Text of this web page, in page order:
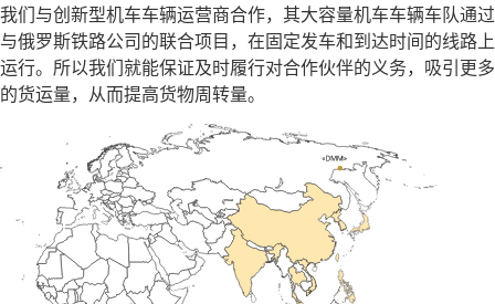
我们与创新型机车车辆运营商合作，其大容量机车车辆车队通过
与俄罗斯铁路公司的联合项目，在固定发车和到达时间的线路上
运行。所以我们就能保证及时履行对合作伙伴的义务，吸引更多
的货运量，从而提高货物周转量。